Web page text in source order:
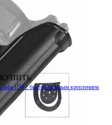
КУПИТЬ
ПМ с быстросъемным креплением